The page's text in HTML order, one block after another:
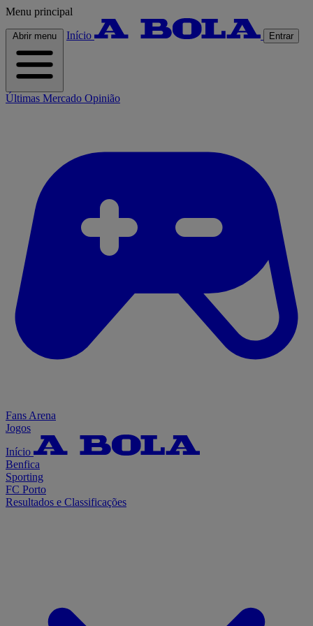
Menu principal
Abrir menu Início Entrar
Últimas Mercado Opinião
Fans Arena
Jogos
Início
Benfica
Sporting
FC Porto
Resultados e Classificações